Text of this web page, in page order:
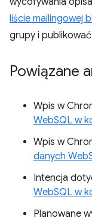
liście mailingowej
grupy i
Powiązane
Wpis w
WebSQL w
Wpis w
danych
Intencja
WebSQL w
Planowane